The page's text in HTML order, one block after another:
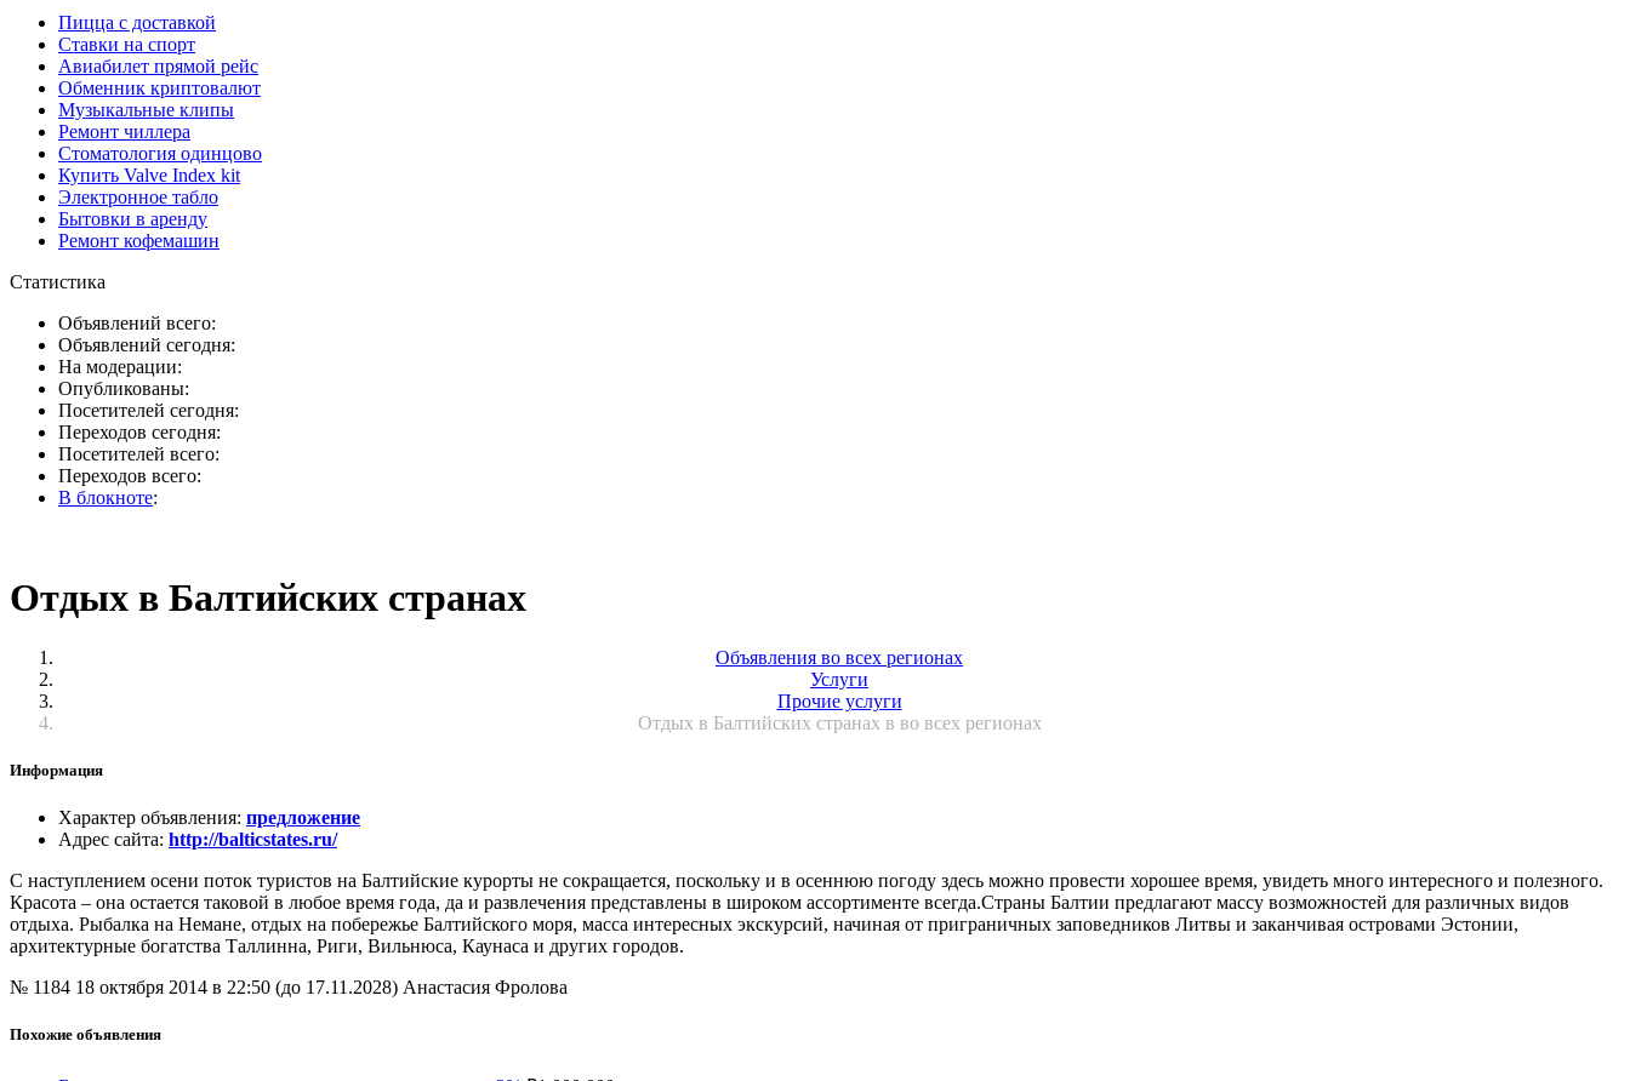
Пицца с доставкой
Ставки на спорт
Авиабилет прямой рейс
Обменник криптовалют
Музыкальные клипы
Ремонт чиллера
Стоматология одинцово
Купить Valve Index kit
Электронное табло
Бытовки в аренду
Ремонт кофемашин
Статистика
Объявлений всего:
Объявлений сегодня:
На модерации:
Опубликованы:
Посетителей сегодня:
Переходов сегодня:
Посетителей всего:
Переходов всего:
В блокноте:
Отдых в Балтийских странах
Объявления во всех регионах
Услуги
Прочие услуги
Отдых в Балтийских странах в во всех регионах
Информация
Характер объявления: предложение
Адрес сайта: http://balticstates.ru/
С наступлением осени поток туристов на Балтийские курорты не сокращается, поскольку и в осеннюю погоду здесь можно провести хорошее время, увидеть много интересного и полезного.
Красота – она остается таковой в любое время года, да и развлечения представлены в широком ассортименте всегда.Страны Балтии предлагают массу возможностей для различных видов
отдыха. Рыбалка на Немане, отдых на побережье Балтийского моря, масса интересных экскурсий, начиная от приграничных заповедников Литвы и заканчивая островами Эстонии,
архитектурные богатства Таллинна, Риги, Вильнюса, Каунаса и других городов.
№ 1184 18 октября 2014 в 22:50 (до 17.11.2028) Анастасия Фролова
Похожие объявления